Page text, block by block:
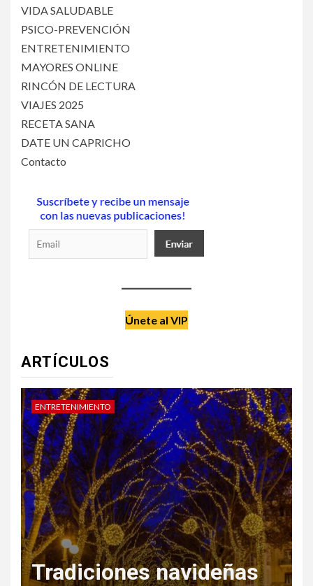
VIDA SALUDABLE
PSICO-PREVENCIÓN
ENTRETENIMIENTO
MAYORES ONLINE
RINCÓN DE LECTURA
VIAJES 2025
RECETA SANA
DATE UN CAPRICHO
Contacto
Únete al VIP
ARTÍCULOS
DATE UN CAPRICHO